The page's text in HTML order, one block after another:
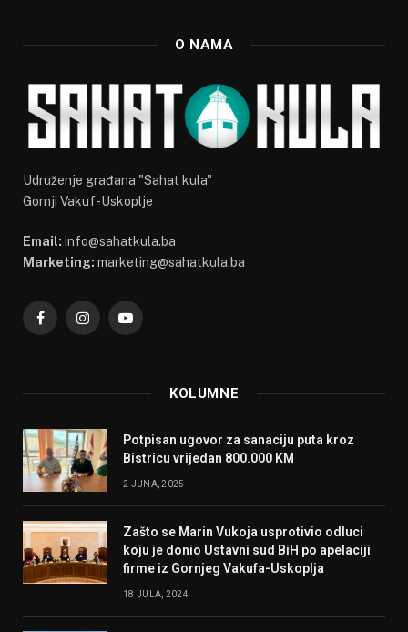
O NAMA
Udruženje građana "Sahat kula"
Gornji Vakuf-Uskoplje
Email: info@sahatkula.ba
Marketing: marketing@sahatkula.ba
FacebookInstagramYouTube
KOLUMNE
Potpisan ugovor za sanaciju puta kroz
Bistricu vrijedan 800.000 KM
2 JUNA, 2025
Zašto se Marin Vukoja usprotivio odluci
koju je donio Ustavni sud BiH po apelaciji
firme iz Gornjeg Vakufa-Uskoplja
18 JULA, 2024